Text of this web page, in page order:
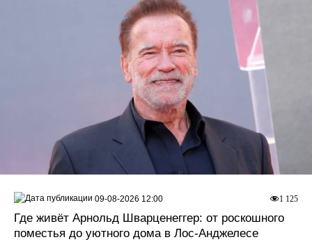
Где живёт Арнольд Шварценеггер: от роскошного
поместья до уютного дома в Лос‑Анджелесе
1 125
09-08-2026 12:00